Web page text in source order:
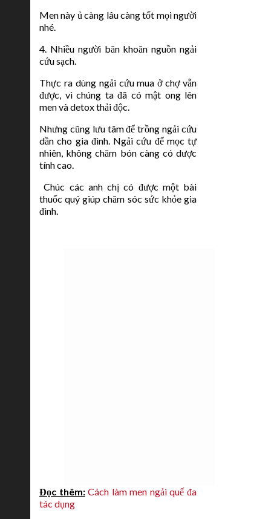
Men này ủ càng lâu càng tốt mọi người
nhé.
4. Nhiều người băn khoăn nguồn ngải
cứu sạch.
Thực ra dùng ngải cứu mua ở chợ vẫn
được, vì chúng ta đã có mật ong lên
men và detox thải độc.
Nhưng cũng lưu tâm để trồng ngải cứu
dần cho gia đình. Ngải cứu để mọc tự
nhiên, không chăm bón càng có dược
tính cao.
Chúc các anh chị có được một bài
thuốc quý giúp chăm sóc sức khỏe gia
đình.
Đọc thêm: Cách làm men ngải quế đa
tác dụng